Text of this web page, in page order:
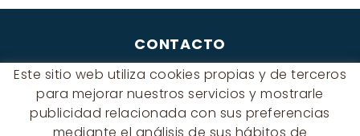
CONTACTO
Albert Einstein, 54 - 60 - Nave 3
08940 Cornellà de Llobregat
(BARCELONA)
649 631 197
Este sitio web utiliza cookies propias y de terceros
para mejorar nuestros servicios y mostrarle
publicidad relacionada con sus preferencias